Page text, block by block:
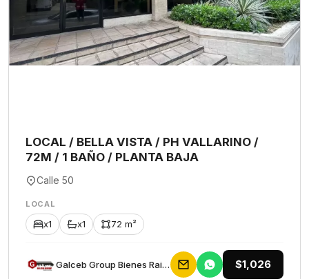
LOCAL / BELLA VISTA / PH VALLARINO /
72M / 1 BAÑO / PLANTA BAJA
Calle 50
LOCAL
x1 x1 72 m²
Galceb Group Bienes Raices $1,026